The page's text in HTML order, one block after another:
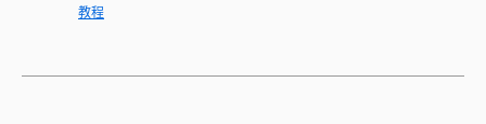
教程